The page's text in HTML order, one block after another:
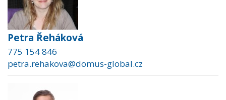
Petra Řeháková
775 154 846
petra.rehakova@domus-global.cz